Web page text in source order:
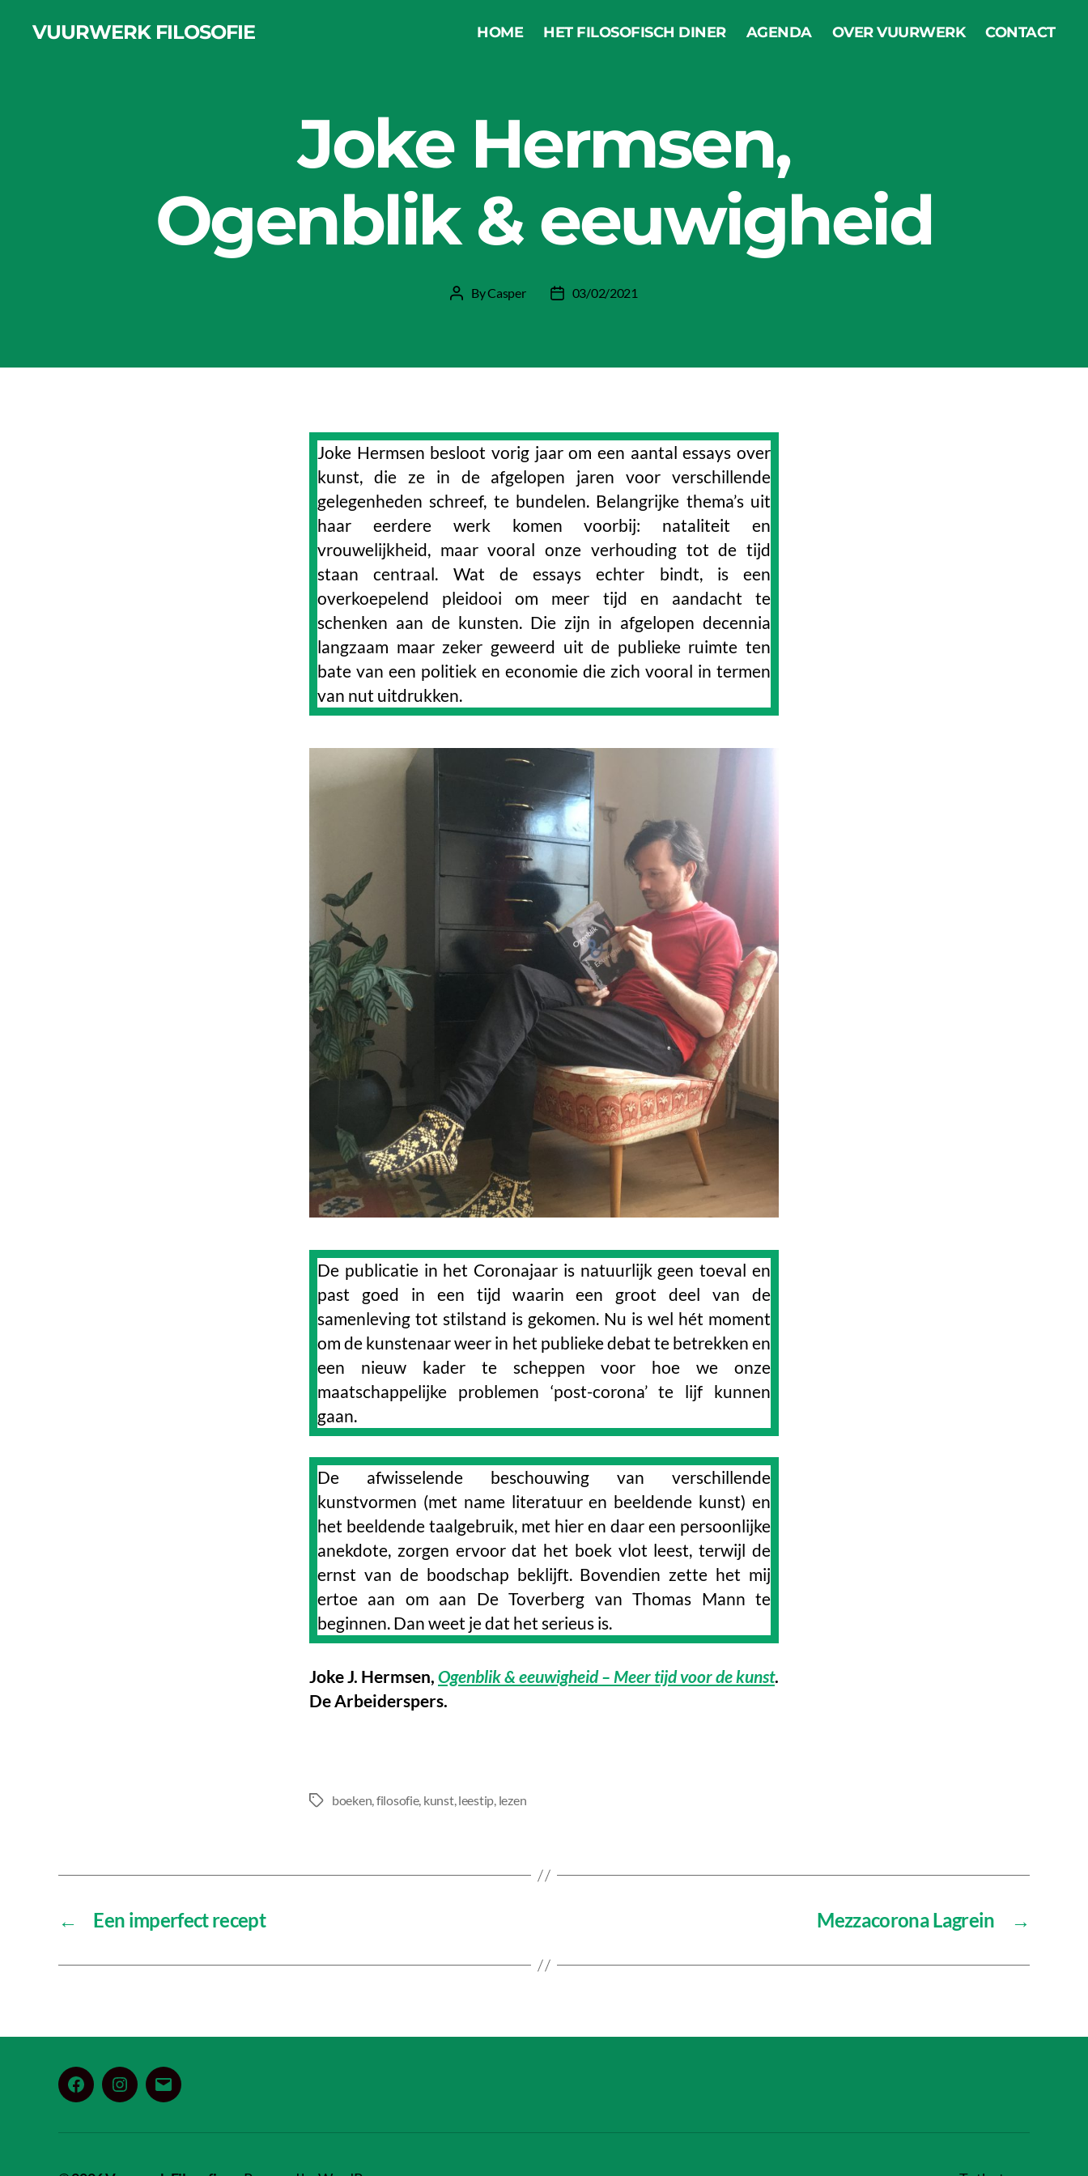
VUURWERK FILOSOFIE HOME HET FILOSOFISCH DINER AGENDA OVER VUURWERK
CONTACT
Joke Hermsen,
Ogenblik & eeuwigheid
PostByCasper
Post03/02/2021
Joke Hermsen besloot vorig jaar om een aantal essays over
kunst, die ze in de afgelopen jaren voor verschillende
gelegenheden schreef, te bundelen. Belangrijke thema’s uit
haar eerdere werk komen voorbij: nataliteit en
vrouwelijkheid, maar vooral onze verhouding tot de tijd
staan centraal. Wat de essays echter bindt, is een
overkoepelend pleidooi om meer tijd en aandacht te
schenken aan de kunsten. Die zijn in afgelopen decennia
langzaam maar zeker geweerd uit de publieke ruimte ten
bate van een politiek en economie die zich vooral in termen
van nut uitdrukken.
De publicatie in het Coronajaar is natuurlijk geen toeval en
past goed in een tijd waarin een groot deel van de
samenleving tot stilstand is gekomen. Nu is wel hét moment
om de kunstenaar weer in het publieke debat te betrekken en
een nieuw kader te scheppen voor hoe we onze
maatschappelijke problemen ‘post-corona’ te lijf kunnen
gaan.
De afwisselende beschouwing van verschillende
kunstvormen (met name literatuur en beeldende kunst) en
het beeldende taalgebruik, met hier en daar een persoonlijke
anekdote, zorgen ervoor dat het boek vlot leest, terwijl de
ernst van de boodschap beklijft. Bovendien zette het mij
ertoe aan om aan De Toverberg van Thomas Mann te
beginnen. Dan weet je dat het serieus is.
Joke J. Hermsen, Ogenblik & eeuwigheid – Meer tijd voor de kunst.
De Arbeiderspers.
Tags boeken,filosofie, kunst,leestip, lezen
← Een imperfect recept →
Mezzacorona Lagrein
FacebookInstagram
E-